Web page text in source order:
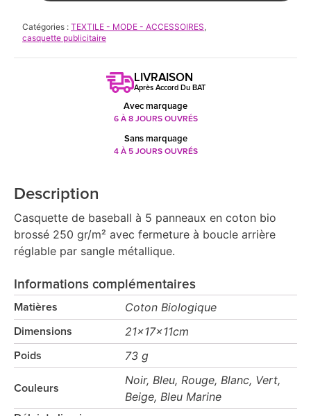
Catégories : TEXTILE - MODE - ACCESSOIRES,
casquette publicitaire
LIVRAISON
Après Accord Du BAT
Avec marquage
6 À 8 JOURS OUVRÉS
Sans marquage
4 À 5 JOURS OUVRÉS
Description
Casquette de baseball à 5 panneaux en coton bio
brossé 250 gr/m² avec fermeture à boucle arrière
réglable par sangle métallique.
Informations complémentaires
Matières Coton Biologique
Dimensions 21x17x11cm
Poids 73 g
Couleurs
Noir, Bleu, Rouge, Blanc, Vert,
Beige, Bleu Marine